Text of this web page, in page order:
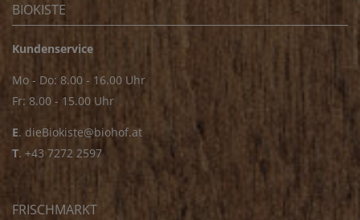
BIOKISTE
Kundenservice
Mo - Do: 8.00 - 16.00 Uhr
Fr: 8.00 - 15.00 Uhr
E. dieBiokiste@biohof.at
T. +43 7272 2597
FRISCHMARKT